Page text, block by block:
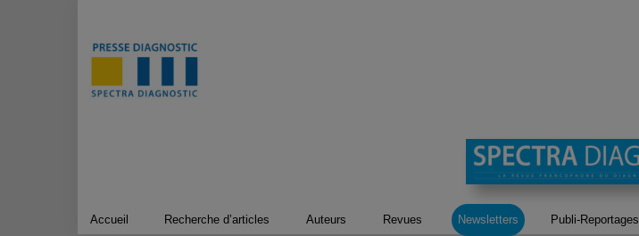
Accueil Recherche d’articles Auteurs Revues Newsletters Publi-Reportages